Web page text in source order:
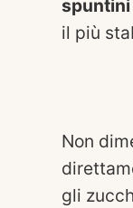
il più
Non
gli